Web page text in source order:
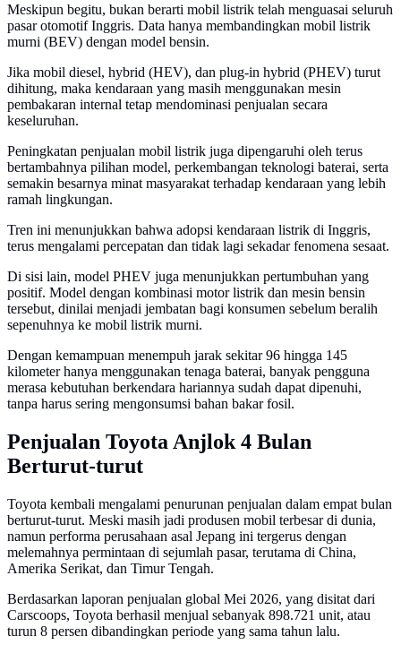
Meskipun begitu, bukan berarti mobil listrik telah menguasai seluruh
pasar otomotif Inggris. Data hanya membandingkan mobil listrik
murni (BEV) dengan model bensin.
Jika mobil diesel, hybrid (HEV), dan plug-in hybrid (PHEV) turut
dihitung, maka kendaraan yang masih menggunakan mesin
pembakaran internal tetap mendominasi penjualan secara
keseluruhan.
Peningkatan penjualan mobil listrik juga dipengaruhi oleh terus
bertambahnya pilihan model, perkembangan teknologi baterai, serta
semakin besarnya minat masyarakat terhadap kendaraan yang lebih
ramah lingkungan.
Tren ini menunjukkan bahwa adopsi kendaraan listrik di Inggris,
terus mengalami percepatan dan tidak lagi sekadar fenomena sesaat.
Di sisi lain, model PHEV juga menunjukkan pertumbuhan yang
positif. Model dengan kombinasi motor listrik dan mesin bensin
tersebut, dinilai menjadi jembatan bagi konsumen sebelum beralih
sepenuhnya ke mobil listrik murni.
Dengan kemampuan menempuh jarak sekitar 96 hingga 145
kilometer hanya menggunakan tenaga baterai, banyak pengguna
merasa kebutuhan berkendara hariannya sudah dapat dipenuhi,
tanpa harus sering mengonsumsi bahan bakar fosil.
Penjualan Toyota Anjlok 4 Bulan
Berturut-turut
Toyota kembali mengalami penurunan penjualan dalam empat bulan
berturut-turut. Meski masih jadi produsen mobil terbesar di dunia,
namun performa perusahaan asal Jepang ini tergerus dengan
melemahnya permintaan di sejumlah pasar, terutama di China,
Amerika Serikat, dan Timur Tengah.
Berdasarkan laporan penjualan global Mei 2026, yang disitat dari
Carscoops, Toyota berhasil menjual sebanyak 898.721 unit, atau
turun 8 persen dibandingkan periode yang sama tahun lalu.